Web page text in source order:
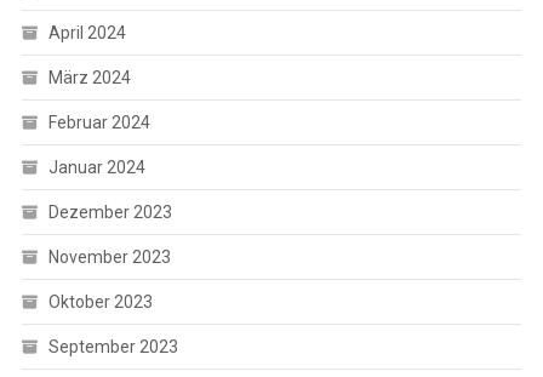
April 2024
März 2024
Februar 2024
Januar 2024
Dezember 2023
November 2023
Oktober 2023
September 2023